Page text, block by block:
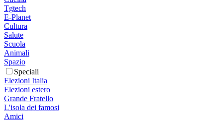
Tgtech
E-Planet
Cultura
Salute
Scuola
Animali
Spazio
Speciali
Elezioni Italia
Elezioni estero
Grande Fratello
L'isola dei famosi
Amici